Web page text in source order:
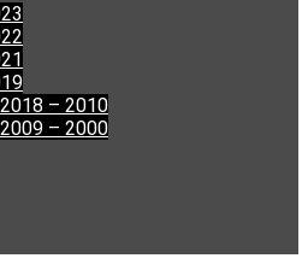
– 2010
– 2000